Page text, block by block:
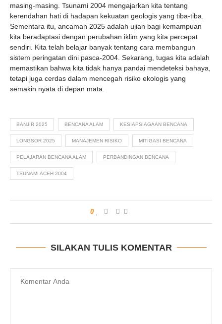
masing-masing. Tsunami 2004 mengajarkan kita tentang
kerendahan hati di hadapan kekuatan geologis yang tiba-tiba.
Sementara itu, ancaman 2025 adalah ujian bagi kemampuan
kita beradaptasi dengan perubahan iklim yang kita percepat
sendiri. Kita telah belajar banyak tentang cara membangun
sistem peringatan dini pasca-2004. Sekarang, tugas kita adalah
memastikan bahwa kita tidak hanya pandai mendeteksi bahaya,
tetapi juga cerdas dalam mencegah risiko ekologis yang
semakin nyata di depan mata.
BANJIR 2025 BENCANA ALAM KESIAPSIAGAAN BENCANA
LONGSOR 2025 MANAJEMEN RISIKO MITIGASI BENCANA
PELAJARAN BENCANA ALAM PERBANDINGAN BENCANA
TSUNAMI ACEH 2004
0
SILAKAN TULIS KOMENTAR